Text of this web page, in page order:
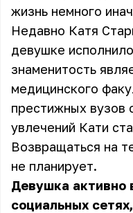
жизнь немного
Недавно Катя
девушке
знаменитость
медицинского
престижных вузов
увлечений Кати
Возвращаться на
не планирует.
Девушка активно
социальных